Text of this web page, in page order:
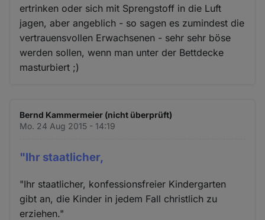
ertrinken oder sich mit Sprengstoff in die Luft
jagen, aber angeblich - so sagen es zumindest die
vertrauensvollen Erwachsenen - sehr sehr böse
werden sollen, wenn man unter der Bettdecke
masturbiert ;)
Bernd Kammermeier (nicht überprüft)
Mo. 24 Aug 2015 - 14:19
"Ihr staatlicher,
"Ihr staatlicher, konfessionsfreier Kindergarten
gibt an, die Kinder in jedem Fall christlich zu
erziehen."